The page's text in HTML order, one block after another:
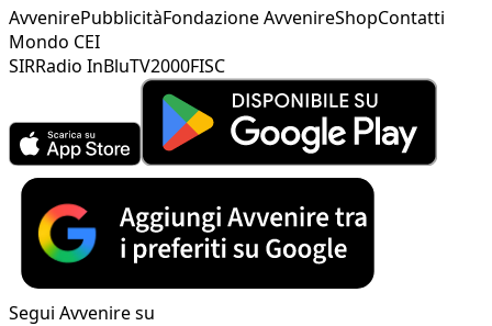
AvvenirePubblicitàFondazione AvvenireShopContatti
Mondo CEI
SIRRadio InBluTV2000FISC
Segui Avvenire su